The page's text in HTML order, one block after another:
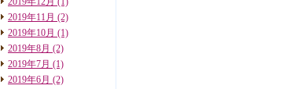
2019年11月 (2)
2019年10月 (1)
2019年8月 (2)
2019年7月 (1)
2019年6月 (2)